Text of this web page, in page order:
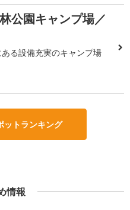
公園キャンプ場／
る設備充実のキャンプ場
ットランキング
情報